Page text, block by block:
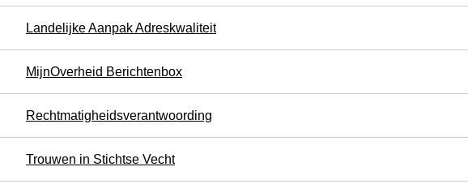
Landelijke Aanpak Adreskwaliteit
MijnOverheid Berichtenbox
Rechtmatigheidsverantwoording
Trouwen in Stichtse Vecht